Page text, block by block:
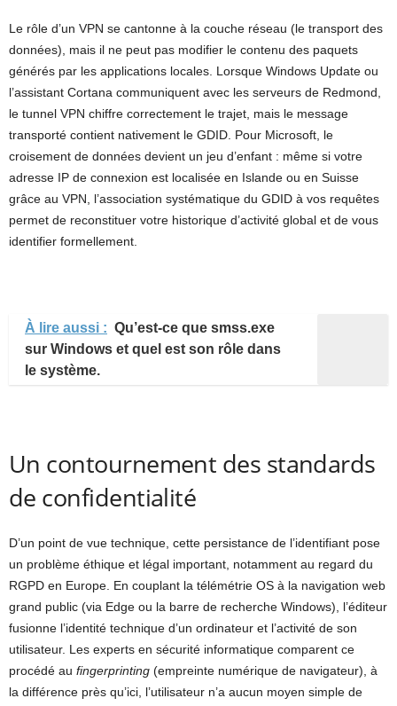
Le rôle d’un VPN se cantonne à la couche réseau (le transport des
données), mais il ne peut pas modifier le contenu des paquets
générés par les applications locales. Lorsque Windows Update ou
l’assistant Cortana communiquent avec les serveurs de Redmond,
le tunnel VPN chiffre correctement le trajet, mais le message
transporté contient nativement le GDID. Pour Microsoft, le
croisement de données devient un jeu d’enfant : même si votre
adresse IP de connexion est localisée en Islande ou en Suisse
grâce au VPN, l’association systématique du GDID à vos requêtes
permet de reconstituer votre historique d’activité global et de vous
identifier formellement.
À lire aussi : Qu’est-ce que smss.exe
sur Windows et quel est son rôle dans
le système.
Un contournement des standards
de confidentialité
D’un point de vue technique, cette persistance de l’identifiant pose
un problème éthique et légal important, notamment au regard du
RGPD en Europe. En couplant la télémétrie OS à la navigation web
grand public (via Edge ou la barre de recherche Windows), l’éditeur
fusionne l’identité technique d’un ordinateur et l’activité de son
utilisateur. Les experts en sécurité informatique comparent ce
procédé au fingerprinting (empreinte numérique de navigateur), à
la différence près qu’ici, l’utilisateur n’a aucun moyen simple de